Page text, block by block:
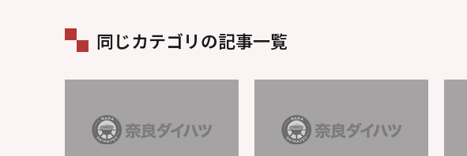
同じカテゴリの記事一覧